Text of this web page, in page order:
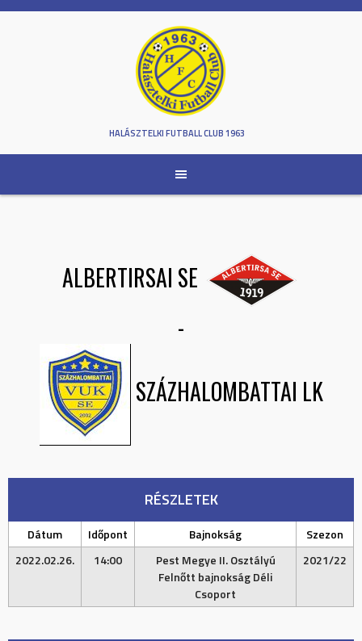
Skip
HALÁSZTELKI FUTBALL CLUB 1963
ALBERTIRSAI SE
-
SZÁZHALOMBATTAI LK
RÉSZLETEK
Dátum Időpont Bajnokság
Szezon
2022.02.26.
14:00
Pest Megye II. Osztályú
Felnőtt bajnokság Déli
Csoport
2021/22